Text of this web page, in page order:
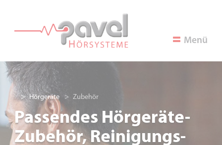
Menü
Hörgeräte Zubehör
Passendes Hörgeräte-
Zubehör, Reinigungs-